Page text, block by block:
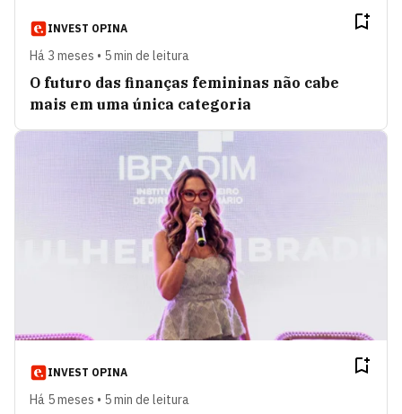
INVEST OPINA
Há 3 meses • 5 min de leitura
O futuro das finanças femininas não cabe
mais em uma única categoria
INVEST OPINA
Há 5 meses • 5 min de leitura